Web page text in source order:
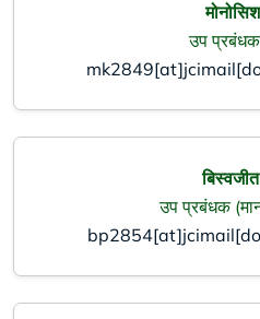
उप प्रबंधक
उप प्रबंधक